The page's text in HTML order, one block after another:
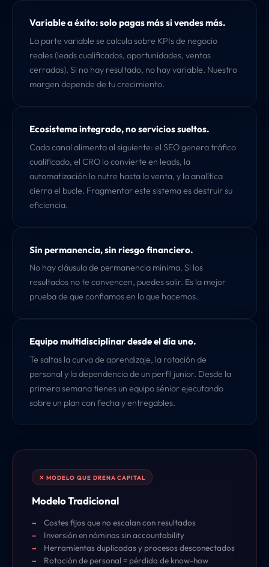
Variable a éxito: solo pagas más si vendes más.
La parte variable se calcula sobre KPIs de negocio
reales (leads cualificados, oportunidades, ventas
cerradas). Si no hay resultado, no hay variable. Nuestro
margen depende de tu crecimiento.
Ecosistema integrado, no servicios sueltos.
Cada canal alimenta al siguiente: el SEO genera tráfico
cualificado, el CRO lo convierte en leads, la
automatización lo nutre hasta la venta, y la analítica
cierra el bucle. Fragmentar este sistema es destruir su
eficiencia.
Sin permanencia, sin riesgo financiero.
No hay cláusula de permanencia mínima. Si los
resultados no te convencen, puedes salir. Es la mejor
prueba de que confiamos en lo que hacemos.
Equipo multidisciplinar desde el día uno.
Te saltas la curva de aprendizaje, la rotación de
personal y la dependencia de un perfil junior. Desde la
primera semana tienes un equipo sénior ejecutando
sobre un plan con fecha y entregables.
Modelo Tradicional
Costes fijos que no escalan con resultados
Inversión en nóminas sin accountability
Herramientas duplicadas y procesos desconectados
Rotación de personal = pérdida de know-how